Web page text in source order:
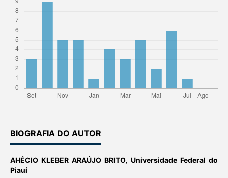
BIOGRAFIA DO AUTOR
AHÉCIO KLEBER ARAÚJO BRITO, Universidade Federal do
Piauí